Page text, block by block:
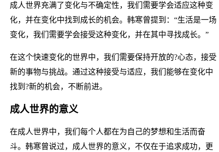
成人世界充满了变化与不确定性，我们需要学会适应这种变
化，并在变化中找到成长的机会。韩寒曾提到：“生活是一场
变化，我们需要学会接受这种变化，并在其中寻找成长。”
在这个快速变化的世界中，我们需要保持开放的?心态，接受
新的事物与挑战。通过这种接受与适应，我们能够在变化中
找到?新的机会，不断前进。
成人世界的意义
在成人世界中，我们每个人都在为自己的梦想和生活而奋
斗。韩寒曾说过，成人世界的意义，不仅在于追求成功，更